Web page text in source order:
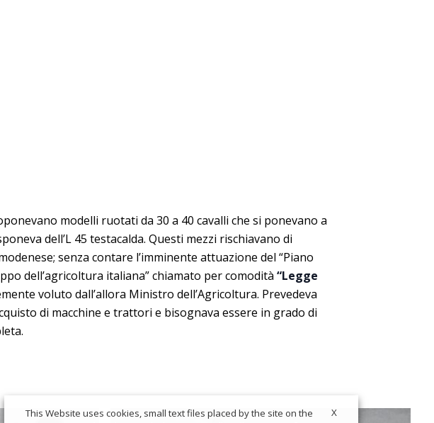
modelli ruotati da 30 a 40 cavalli che si ponevano a
dell’L 45 testacalda. Questi mezzi rischiavano di
senza contare l’imminente attuazione del “Piano
dell’agricoltura italiana” chiamato per comodità “Legge
voluto dall’allora Ministro dell’Agricoltura. Prevedeva
di macchine e trattori e bisognava essere in grado di
X
This Website uses cookies, small text files placed by the site on the